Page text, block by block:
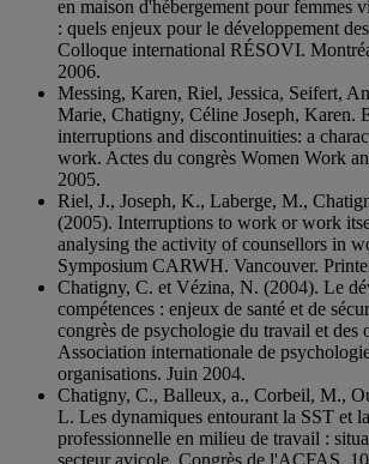
en maison d'hébergement pour femmes
: quels enjeux pour le développement
Colloque international RÉSOVI.
2006.
Messing, Karen, Riel, Jessica, Seifert,
Marie, Chatigny, Céline Joseph, Karen.
interruptions and discontinuities: a
work. Actes du congrès Women Work
2005.
Riel, J., Joseph, K., Laberge, M.,
(2005). Interruptions to work or work
analysing the activity of counsellors in
Symposium CARWH. Vancouver.
Chatigny, C. et Vézina, N. (2004). Le
compétences : enjeux de santé et de
congrès de psychologie du travail et des
Association internationale de
organisations. Juin 2004.
Chatigny, C., Balleux, a., Corbeil, M.,
L. Les dynamiques entourant la SST et
professionnelle en milieu de travail :